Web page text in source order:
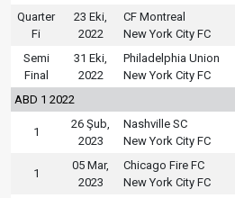
Quarter
Fi
23 Eki,
2022
CF Montreal
New York City FC
Semi
Final
31 Eki,
2022
Philadelphia Union
New York City FC
ABD 1 2022
1
26 Şub,
2023
Nashville SC
New York City FC
1
05 Mar,
2023
Chicago Fire FC
New York City FC